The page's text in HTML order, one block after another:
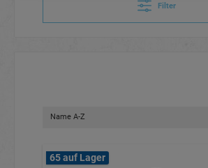
Filter
65 auf Lager